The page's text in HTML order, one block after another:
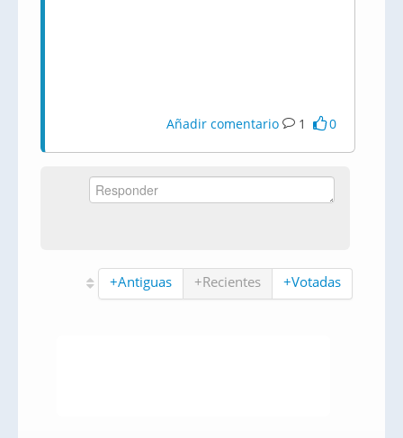
Añadir comentario 1 0
+Antiguas +Recientes +Votadas